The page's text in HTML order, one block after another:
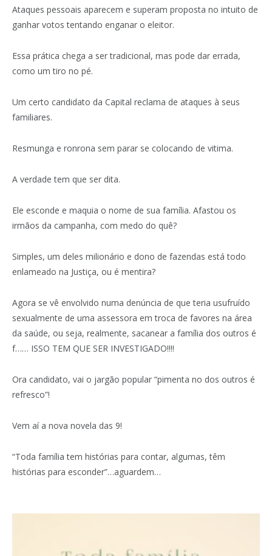
Ataques pessoais aparecem e superam proposta no intuito de
ganhar votos tentando enganar o eleitor.
Essa prática chega a ser tradicional, mas pode dar errada,
como um tiro no pé.
Um certo candidato da Capital reclama de ataques à seus
familiares.
Resmunga e ronrona sem parar se colocando de vitima.
A verdade tem que ser dita.
Ele esconde e maquia o nome de sua família. Afastou os
irmãos da campanha, com medo do quê?
Simples, um deles milionário e dono de fazendas está todo
enlameado na Justiça, ou é mentira?
Agora se vê envolvido numa denúncia de que teria usufruído
sexualmente de uma assessora em troca de favores na área
da saúde, ou seja, realmente, sacanear a família dos outros é
f…… ISSO TEM QUE SER INVESTIGADO!!!!
Ora candidato, vai o jargão popular “pimenta no dos outros é
refresco”!
Vem aí a nova novela das 9!
“Toda família tem histórias para contar, algumas, têm
histórias para esconder”…aguardem…